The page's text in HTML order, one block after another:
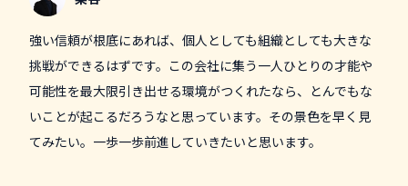
強い信頼が根底にあれば、個人としても組織としても大きな
挑戦ができるはずです。この会社に集う一人ひとりの才能や
可能性を最大限引き出せる環境がつくれたなら、とんでもな
いことが起こるだろうなと思っています。その景色を早く見
てみたい。一歩一歩前進していきたいと思います。